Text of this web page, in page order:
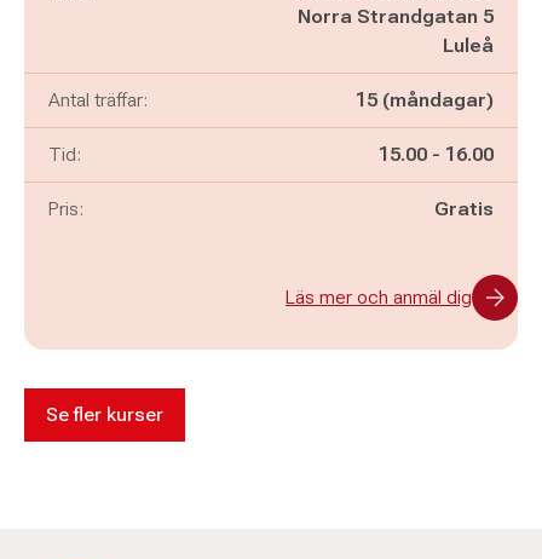
Norra Strandgatan 5
Luleå
Antal träffar: 15 (måndagar)
Tid: Pågår mellan
15.00 - och
16.00
Pris: Gratis
Läs mer och anmäl dig
Se fler kurser